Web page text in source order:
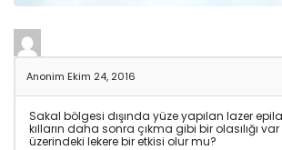
Anonim Ekim 24, 2016
Sakal bölgesi dışında yüze yapılan lazer
kılların daha sonra çıkma gibi bir olasılığı
üzerindeki lekere bir etkisi olur mu?